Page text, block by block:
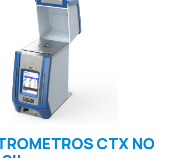
CTX NO